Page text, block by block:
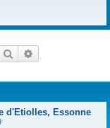
r
Rechercher
d'Etiolles, Essonne